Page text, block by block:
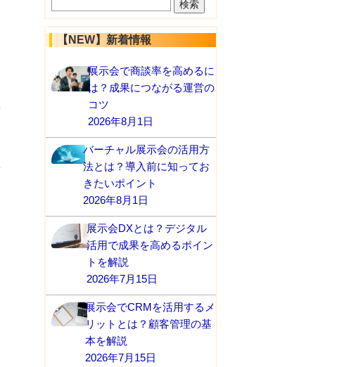
【NEW】新着情報
展示会で商談率を高めるに
は？成果につながる運営の
コツ
2026年8月1日
バーチャル展示会の活用方
法とは？導入前に知ってお
きたいポイント
2026年8月1日
展示会DXとは？デジタル
活用で成果を高めるポイン
トを解説
2026年7月15日
展示会でCRMを活用するメ
リットとは？顧客管理の基
本を解説
2026年7月15日